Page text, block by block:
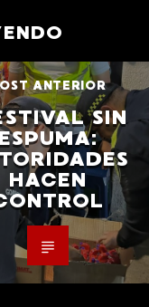
ANTERIOR
SIN
HACEN